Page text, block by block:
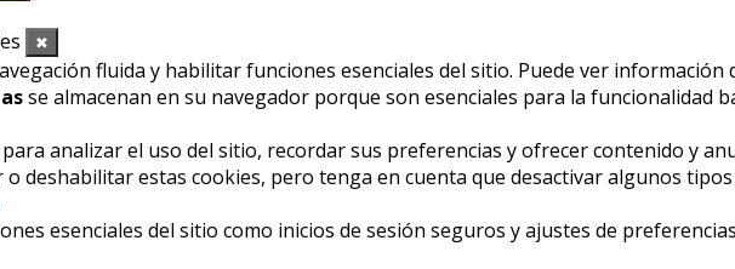
✖
fluida y habilitar funciones esenciales del sitio. Puede ver
se almacenan en su navegador porque son esenciales para la funcionalidad
analizar el uso del sitio, recordar sus preferencias y ofrecer contenido y
deshabilitar estas cookies, pero tenga en cuenta que desactivar algunos
esenciales del sitio como inicios de sesión seguros y ajustes de